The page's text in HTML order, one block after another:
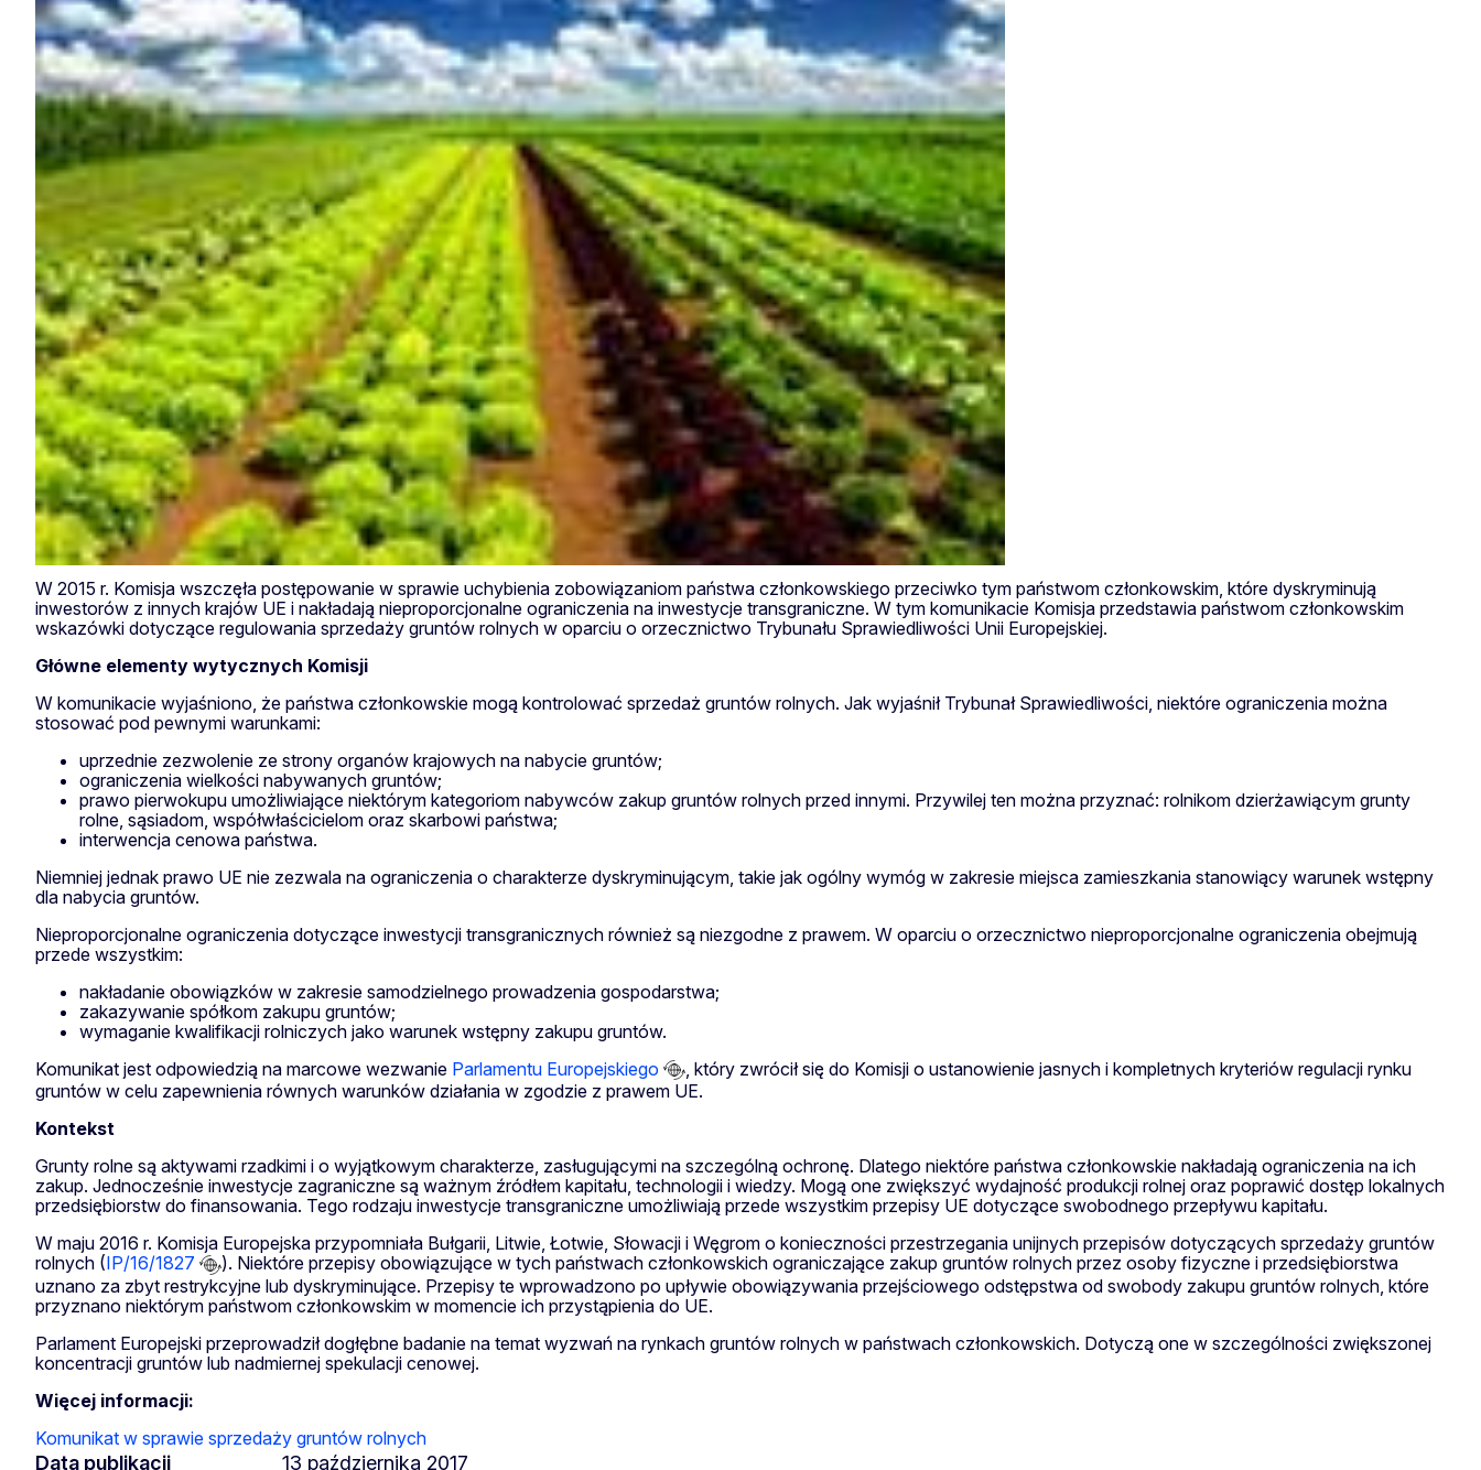
W 2015 r. Komisja wszczęła postępowanie w sprawie uchybienia zobowiązaniom państwa członkowskiego przeciwko tym państwom członkowskim, które dyskryminują
inwestorów z innych krajów UE i nakładają nieproporcjonalne ograniczenia na inwestycje transgraniczne. W tym komunikacie Komisja przedstawia państwom członkowskim
wskazówki dotyczące regulowania sprzedaży gruntów rolnych w oparciu o orzecznictwo Trybunału Sprawiedliwości Unii Europejskiej.
Główne elementy wytycznych Komisji
W komunikacie wyjaśniono, że państwa członkowskie mogą kontrolować sprzedaż gruntów rolnych. Jak wyjaśnił Trybunał Sprawiedliwości, niektóre ograniczenia można
stosować pod pewnymi warunkami:
uprzednie zezwolenie ze strony organów krajowych na nabycie gruntów;
ograniczenia wielkości nabywanych gruntów;
prawo pierwokupu umożliwiające niektórym kategoriom nabywców zakup gruntów rolnych przed innymi. Przywilej ten można przyznać: rolnikom dzierżawiącym grunty
rolne, sąsiadom, współwłaścicielom oraz skarbowi państwa;
interwencja cenowa państwa.
Niemniej jednak prawo UE nie zezwala na ograniczenia o charakterze dyskryminującym, takie jak ogólny wymóg w zakresie miejsca zamieszkania stanowiący warunek wstępny
dla nabycia gruntów.
Nieproporcjonalne ograniczenia dotyczące inwestycji transgranicznych również są niezgodne z prawem. W oparciu o orzecznictwo nieproporcjonalne ograniczenia obejmują
przede wszystkim:
nakładanie obowiązków w zakresie samodzielnego prowadzenia gospodarstwa;
zakazywanie spółkom zakupu gruntów;
wymaganie kwalifikacji rolniczych jako warunek wstępny zakupu gruntów.
Komunikat jest odpowiedzią na marcowe wezwanie Parlamentu Europejskiego
, który zwrócił się do Komisji o ustanowienie jasnych i kompletnych kryteriów regulacji rynku
gruntów w celu zapewnienia równych warunków działania w zgodzie z prawem UE.
Kontekst
Grunty rolne są aktywami rzadkimi i o wyjątkowym charakterze, zasługującymi na szczególną ochronę. Dlatego niektóre państwa członkowskie nakładają ograniczenia na ich
zakup. Jednocześnie inwestycje zagraniczne są ważnym źródłem kapitału, technologii i wiedzy. Mogą one zwiększyć wydajność produkcji rolnej oraz poprawić dostęp lokalnych
przedsiębiorstw do finansowania. Tego rodzaju inwestycje transgraniczne umożliwiają przede wszystkim przepisy UE dotyczące swobodnego przepływu kapitału.
W maju 2016 r. Komisja Europejska przypomniała Bułgarii, Litwie, Łotwie, Słowacji i Węgrom o konieczności przestrzegania unijnych przepisów dotyczących sprzedaży gruntów
rolnych (IP/16/1827
). Niektóre przepisy obowiązujące w tych państwach członkowskich ograniczające zakup gruntów rolnych przez osoby fizyczne i przedsiębiorstwa
uznano za zbyt restrykcyjne lub dyskryminujące. Przepisy te wprowadzono po upływie obowiązywania przejściowego odstępstwa od swobody zakupu gruntów rolnych, które
przyznano niektórym państwom członkowskim w momencie ich przystąpienia do UE.
Parlament Europejski przeprowadził dogłębne badanie na temat wyzwań na rynkach gruntów rolnych w państwach członkowskich. Dotyczą one w szczególności zwiększonej
koncentracji gruntów lub nadmiernej spekulacji cenowej.
Więcej informacji:
Komunikat w sprawie sprzedaży gruntów rolnych
Data publikacji 13 października 2017